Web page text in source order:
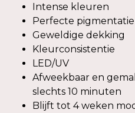
Intense kleuren
Perfecte pigmentatie
Geweldige dekking
Kleurconsistentie
LED/UV
Afweekbaar en
slechts 10 minuten
Blijft tot 4 weken